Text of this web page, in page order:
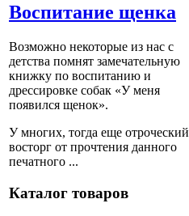
Воспитание щенка
Возможно некоторые из нас с
детства помнят замечательную
книжку по воспитанию и
дрессировке собак «У меня
появился щенок».
У многих, тогда еще отроческий
восторг от прочтения данного
печатного ...
Каталог товаров